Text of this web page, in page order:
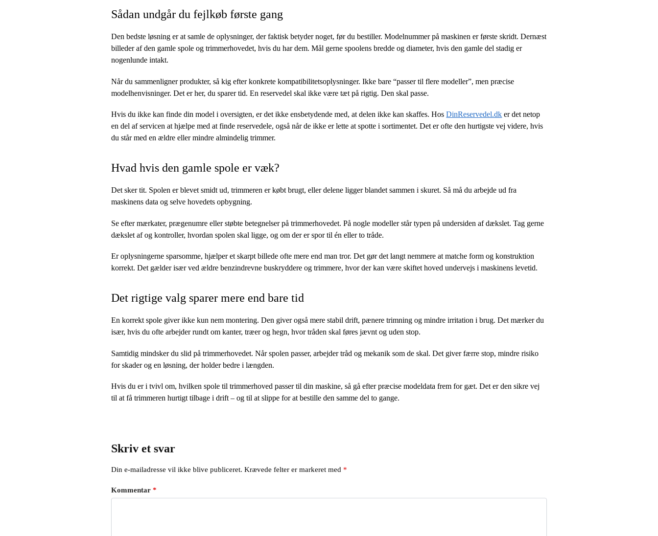
Sådan undgår du fejlkøb første gang
Den bedste løsning er at samle de oplysninger, der faktisk betyder noget, før du bestiller. Modelnummer på maskinen er første skridt. Dernæst
billeder af den gamle spole og trimmerhovedet, hvis du har dem. Mål gerne spoolens bredde og diameter, hvis den gamle del stadig er
nogenlunde intakt.
Når du sammenligner produkter, så kig efter konkrete kompatibilitetsoplysninger. Ikke bare “passer til flere modeller”, men præcise
modelhenvisninger. Det er her, du sparer tid. En reservedel skal ikke være tæt på rigtig. Den skal passe.
Hvis du ikke kan finde din model i oversigten, er det ikke ensbetydende med, at delen ikke kan skaffes. HosDinReservedel.dk er det netop
en del af servicen at hjælpe med at finde reservedele, også når de ikke er lette at spotte i sortimentet. Det er ofte den hurtigste vej videre, hvis
du står med en ældre eller mindre almindelig trimmer.
Hvad hvis den gamle spole er væk?
Det sker tit. Spolen er blevet smidt ud, trimmeren er købt brugt, eller delene ligger blandet sammen i skuret. Så må du arbejde ud fra
maskinens data og selve hovedets opbygning.
Se efter mærkater, prægenumre eller støbte betegnelser på trimmerhovedet. På nogle modeller står typen på undersiden af dækslet. Tag gerne
dækslet af og kontroller, hvordan spolen skal ligge, og om der er spor til én eller to tråde.
Er oplysningerne sparsomme, hjælper et skarpt billede ofte mere end man tror. Det gør det langt nemmere at matche form og konstruktion
korrekt. Det gælder især ved ældre benzindrevne buskryddere og trimmere, hvor der kan være skiftet hoved undervejs i maskinens levetid.
Det rigtige valg sparer mere end bare tid
En korrekt spole giver ikke kun nem montering. Den giver også mere stabil drift, pænere trimning og mindre irritation i brug. Det mærker du
især, hvis du ofte arbejder rundt om kanter, træer og hegn, hvor tråden skal føres jævnt og uden stop.
Samtidig mindsker du slid på trimmerhovedet. Når spolen passer, arbejder tråd og mekanik som de skal. Det giver færre stop, mindre risiko
for skader og en løsning, der holder bedre i længden.
Hvis du er i tvivl om, hvilken spole til trimmerhoved passer til din maskine, så gå efter præcise modeldata frem for gæt. Det er den sikre vej
til at få trimmeren hurtigt tilbage i drift – og til at slippe for at bestille den samme del to gange.
Skriv et svar
Din e-mailadresse vil ikke blive publiceret. Krævede felter er markeret med *
Kommentar*